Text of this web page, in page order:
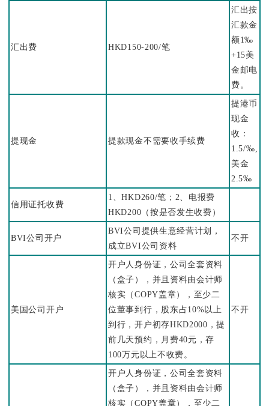
汇出费 HKD150-200/笔
汇出按
汇款金
额1‰
+15美
金邮电
费。
提现金 提款现金不需要收手续费
提港币
现金
收：
1.5/‰,
美金
2.5‰
信用证托收费
1、HKD260/笔；2、电报费
HKD200（按是否发生收费）
BVI公司开户
BVI公司提供生意经营计划，
成立BVI公司资料
不开
美国公司开户
开户人身份证，公司全套资料
（盒子），并且资料由会计师
核实（COPY盖章），至少二
位董事到行，股东占10%以上
到行，开户初存HKD2000，提
前几天预约，月费40元，存
100万元以上不收费。
不开
开户人身份证，公司全套资料
（盒子），并且资料由会计师
核实（COPY盖章），至少二